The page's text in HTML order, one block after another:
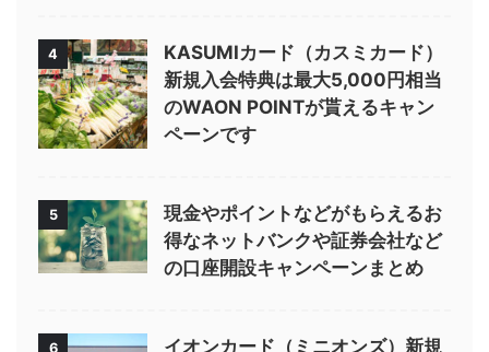
4
KASUMIカード（カスミカード）
新規入会特典は最大5,000円相当
のWAON POINTが貰えるキャン
ペーンです
5
現金やポイントなどがもらえるお
得なネットバンクや証券会社など
の口座開設キャンペーンまとめ
6
イオンカード（ミニオンズ）新規